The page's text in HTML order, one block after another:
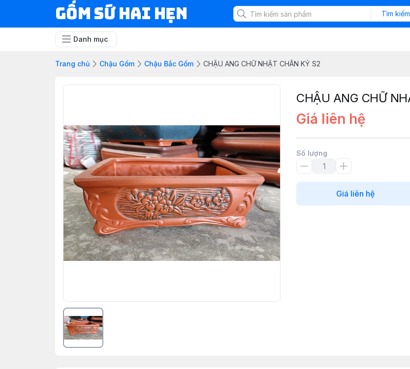
Gốm Sứ Hai Hẹn Tìm kiếm
Danh mục
Trang chủ Chậu Gốm Chậu Bắc Gốm CHẬU ANG CHỮ NHẬT CHÂN KỶ S2
CHẬU ANG CHỮ
Giá liên hệ
Số lượng
Giá liên hệ